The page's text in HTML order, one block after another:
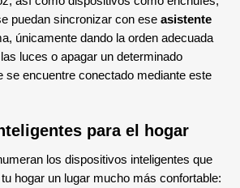
puedan sincronizar con ese asistente
únicamente dando la orden adecuada
luces o apagar un determinado
se encuentre conectado mediante este
para el hogar
los dispositivos inteligentes que
hogar un lugar mucho más confortable: